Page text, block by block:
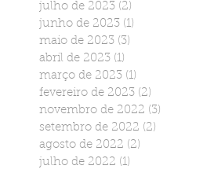
julho de 2023 (2)
junho de 2023 (1)
maio de 2023 (3)
abril de 2023 (1)
março de 2023 (1)
fevereiro de 2023 (2)
novembro de 2022 (3)
setembro de 2022 (2)
agosto de 2022 (2)
julho de 2022 (1)